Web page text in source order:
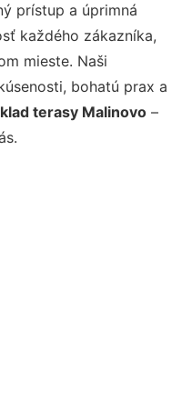
prístup a úprimná
každého zákazníka,
mieste. Naši
bohatú prax a
terasy Malinovo –